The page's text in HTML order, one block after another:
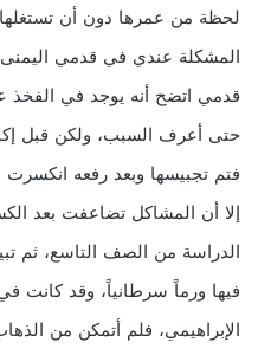
لحظة من عمرها دون أن تستغلها
المشكلة عندي في قدمي
قدمي اتضح أنه يوجد في
حتى أعرف السبب، ولكن قبل
فتم تجبيسها وبعد رفعه
إلا أن المشاكل تضاعفت بعد
الدراسة من الصف التاسع، ثم
فيها ورماً سرطانياً، وقد كانت
الإبراهيمي، فلم أتمكن من